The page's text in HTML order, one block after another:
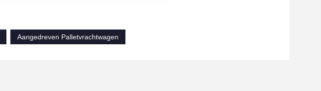
Aangedreven Palletvrachtwagen